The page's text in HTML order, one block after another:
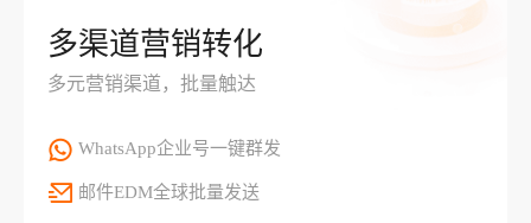
多渠道营销转化
多元营销渠道，批量触达
WhatsApp企业号一键群发
邮件EDM全球批量发送